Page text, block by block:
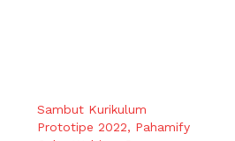
Sambut Kurikulum
Prototipe 2022, Pahamify